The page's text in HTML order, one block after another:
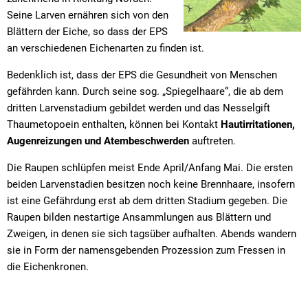
Seine Larven ernähren sich von den
Blättern der Eiche, so dass der EPS
an verschiedenen Eichenarten zu finden ist.
Bedenklich ist, dass der EPS die Gesundheit von Menschen
gefährden kann. Durch seine sog. „Spiegelhaare“, die ab dem
dritten Larvenstadium gebildet werden und das Nesselgift
Thaumetopoein enthalten, können bei Kontakt Hautirritationen,
Augenreizungen und Atembeschwerden auftreten.
Die Raupen schlüpfen meist Ende April/Anfang Mai. Die ersten
beiden Larvenstadien besitzen noch keine Brennhaare, insofern
ist eine Gefährdung erst ab dem dritten Stadium gegeben. Die
Raupen bilden nestartige Ansammlungen aus Blättern und
Zweigen, in denen sie sich tagsüber aufhalten. Abends wandern
sie in Form der namensgebenden Prozession zum Fressen in
die Eichenkronen.